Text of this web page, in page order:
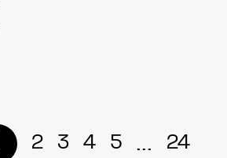
2 3 4 5 ... 24